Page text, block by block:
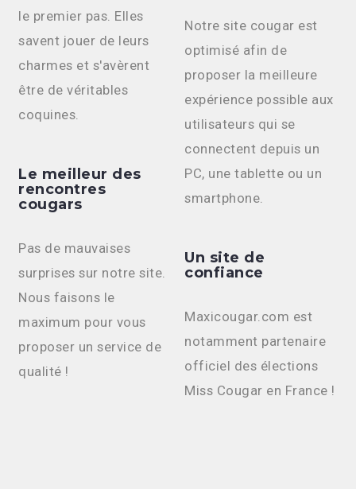
le premier pas. Elles
savent jouer de leurs
charmes et s'avèrent
être de véritables
coquines.
Le meilleur des
rencontres
cougars
Pas de mauvaises
surprises sur notre site.
Nous faisons le
maximum pour vous
proposer un service de
qualité !
Notre site cougar est
optimisé afin de
proposer la meilleure
expérience possible aux
utilisateurs qui se
connectent depuis un
PC, une tablette ou un
smartphone.
Un site de
confiance
Maxicougar.com est
notamment partenaire
officiel des élections
Miss Cougar en France !